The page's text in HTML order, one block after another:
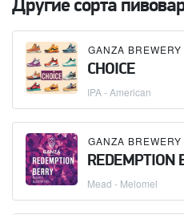
Другие сорта
GANZA BREWERY
CHOICE
IPA - American
GANZA BREWERY
REDEMPTION
Mead - Melomel